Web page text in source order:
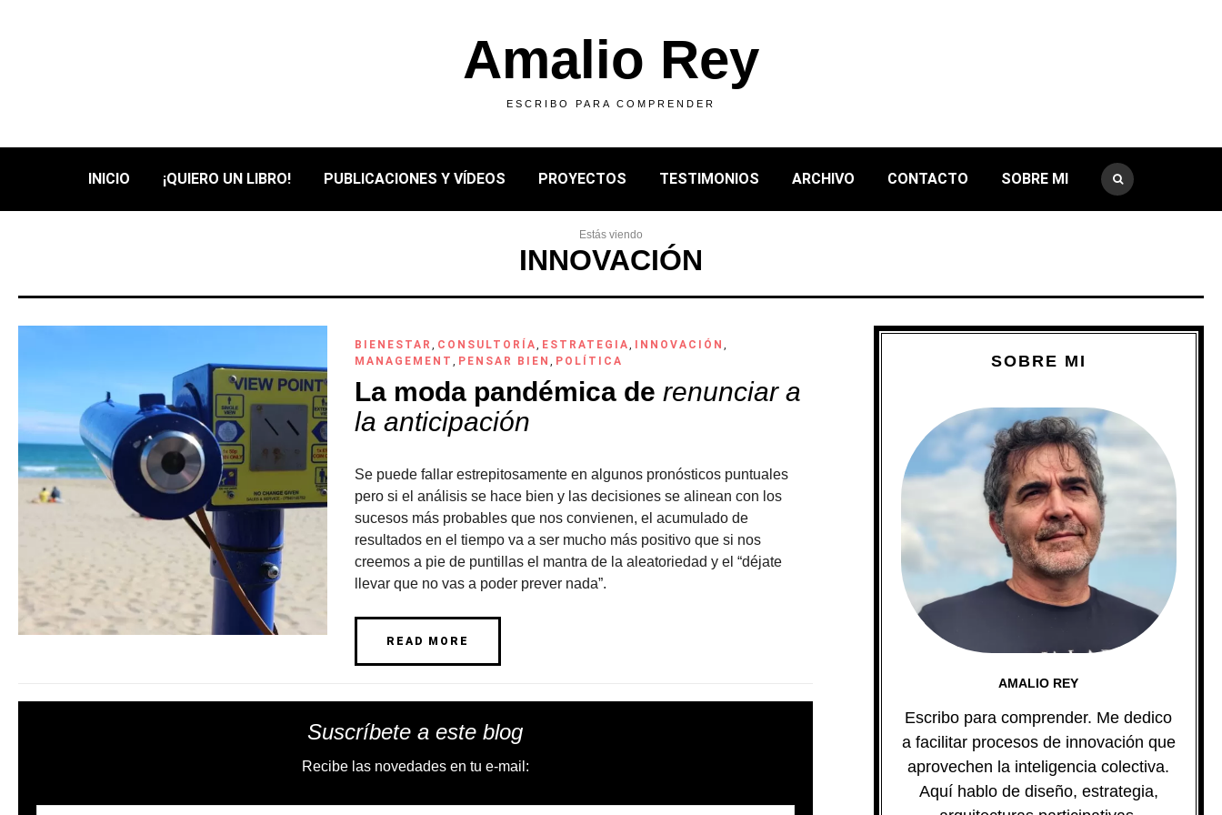
Amalio Rey
ESCRIBO PARA COMPRENDER
INICIO ¡QUIERO UN LIBRO! PUBLICACIONES Y VÍDEOS PROYECTOS TESTIMONIOS ARCHIVO CONTACTO SOBRE MI
Estás viendo
INNOVACIÓN
BIENESTAR , CONSULTORÍA, ESTRATEGIA, INNOVACIÓN ,
MANAGEMENT , PENSAR BIEN , POLÍTICA
La moda pandémica de renunciar a
la anticipación
Se puede fallar estrepitosamente en algunos pronósticos puntuales
pero si el análisis se hace bien y las decisiones se alinean con los
sucesos más probables que nos convienen, el acumulado de
resultados en el tiempo va a ser mucho más positivo que si nos
creemos a pie de puntillas el mantra de la aleatoriedad y el “déjate
llevar que no vas a poder prever nada”.
READ MORE
Suscríbete a este blog
Recibe las novedades en tu e-mail:
SOBRE MI
AMALIO REY
Escribo para comprender. Me dedico
a facilitar procesos de innovación que
aprovechen la inteligencia colectiva.
Aquí hablo de diseño, estrategia,